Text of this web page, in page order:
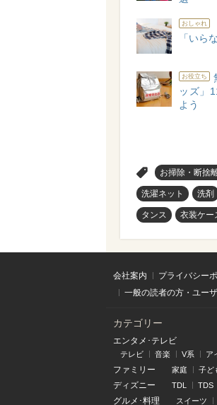
おしゃれ
「いら
お役立ち
ッズ」
よう
お掃除・断捨
洗濯ネット 洗剤
タンス 衣装ケー
会社案内 プライバシー
一般の読者の方・ユー
カテゴリー
エンタメ･テレビ
テレビ 音楽 V系 ア
ファミリー 家庭 子ど
ディズニー TDL TDS
グルメ･料理 スイーツ